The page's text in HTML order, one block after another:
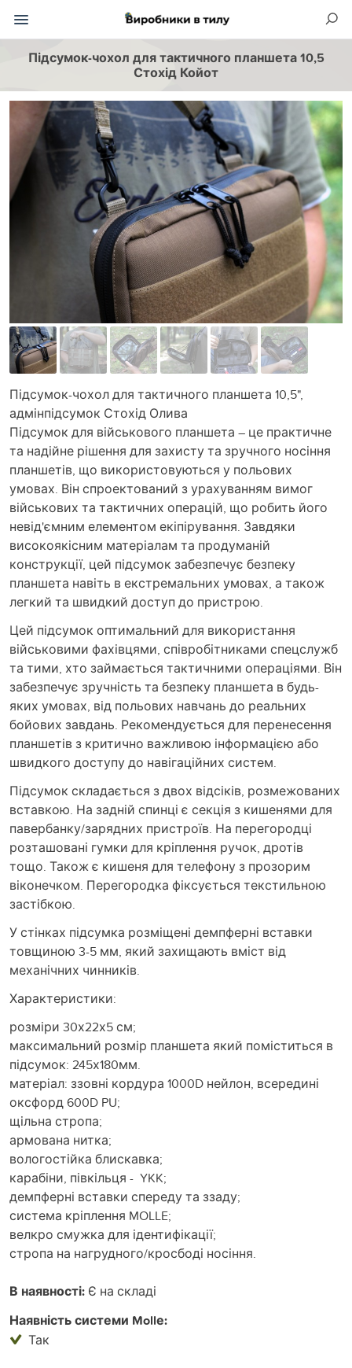
Підсумок-чохол для тактичного планшета 10,5
Стохід Койот
Підсумок-чохол для тактичного планшета 10,5",
адмінпідсумок Стохід Олива
Підсумок для військового планшета – це практичне
та надійне рішення для захисту та зручного носіння
планшетів, що використовуються у польових
умовах. Він спроектований з урахуванням вимог
військових та тактичних операцій, що робить його
невід'ємним елементом екіпірування. Завдяки
високоякісним матеріалам та продуманій
конструкції, цей підсумок забезпечує безпеку
планшета навіть в екстремальних умовах, а також
легкий та швидкий доступ до пристрою.
Цей підсумок оптимальний для використання
військовими фахівцями, співробітниками спецслужб
та тими, хто займається тактичними операціями. Він
забезпечує зручність та безпеку планшета в будь-
яких умовах, від польових навчань до реальних
бойових завдань. Рекомендується для перенесення
планшетів з критично важливою інформацією або
швидкого доступу до навігаційних систем.
Підсумок складається з двох відсіків, розмежованих
вставкою. На задній спинці є секція з кишенями для
павербанку/зарядних пристроїв. На перегородці
розташовані гумки для кріплення ручок, дротів
тощо. Також є кишеня для телефону з прозорим
віконечком. Перегородка фіксується текстильною
застібкою.
У стінках підсумка розміщені демпферні вставки
товщиною 3-5 мм, який захищають вміст від
механічних чинників.
Характеристики:
розміри 30х22х5 см;
максимальний розмір планшета який поміститься в
підсумок: 245х180мм.
матеріал: ззовні кордура 1000D нейлон, всередині
оксфорд 600D PU;
щільна стропа;
армована нитка;
вологостійка блискавка;
карабіни, півкільця - YKK;
демпферні вставки спереду та ззаду;
система кріплення MOLLE;
велкро смужка для ідентифікації;
стропа на нагрудного/кросбоді носіння.
В наявності: Є на складі
Наявність системи Mollе:
Так